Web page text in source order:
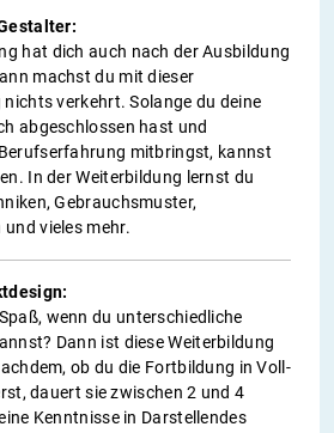
hat dich auch nach der Ausbildung
machst du mit dieser
verkehrt. Solange du deine
abgeschlossen hast und
mitbringst, kannst
In der Weiterbildung lernst du
Gebrauchsmuster,
vieles mehr.
wenn du unterschiedliche
Dann ist diese Weiterbildung
ob du die Fortbildung in Voll-
dauert sie zwischen 2 und 4
Kenntnisse in Darstellendes